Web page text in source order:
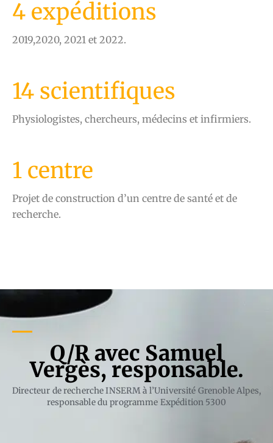
4 expéditions
2019,2020, 2021 et 2022.
14 scientifiques
Physiologistes, chercheurs, médecins et infirmiers.
1 centre
Projet de construction d’un centre de santé et de
recherche.
Q/R avec Samuel
Vergès, responsable.
Directeur de recherche INSERM à l’Université Grenoble Alpes,
responsable du programme Expédition 5300